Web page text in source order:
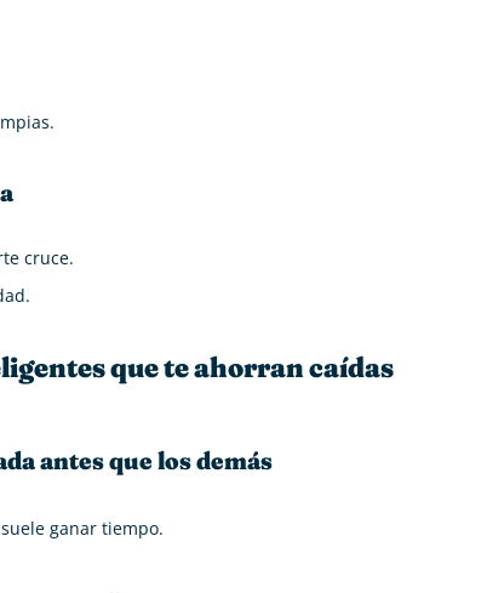
cruce.
que te ahorran caídas
antes que los demás
ganar tiempo.